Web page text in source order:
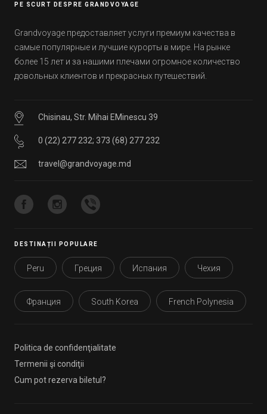
PE SCURT DESPRE GRANDVOYAGE
Grandvoyage предоставляет услуги премиум качества в
самые популярные и лучшие курорты в мире. На рынке
более 15 лет и за нашими плечами огромное количество
довольных клиентов и прекрасных путешествий.
Chisinau, Str. Mihai EMinescu 39
0 (22) 277 232; 373 (68) 277 232
travel@grandvoyage.md
DESTINAȚII POPULARE
Peru Греция Испания Чехия
Франция South Korea French Polynesia
Politica de confidenţialitate
Termenii şi condiţii
Cum pot rezerva biletul?